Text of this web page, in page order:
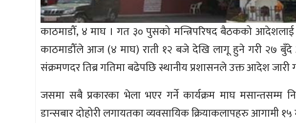
काठमाडौँ, ४ माघ । गत ३० पुसको मन्त्रिपरिषद बैठकको आदेशलाई
काठमाडौँले आज (४ माघ) राती १२ बजे देखि लागू हुने गरी २७
संक्रमणदर तिब्र गतिमा बढेपछि स्थानीय प्रशासनले उक्त आदेश जारी
जसमा सबै प्रकारका भेला भएर गर्ने कार्यक्रम माघ मसान्तसम्म
डान्सबार दोहोरी लगायतका व्यवसायिक क्रियाकलापहरु आगामी